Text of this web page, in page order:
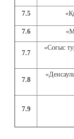
7.5
7.6
7.7
«Соғыс
7.8
7.9